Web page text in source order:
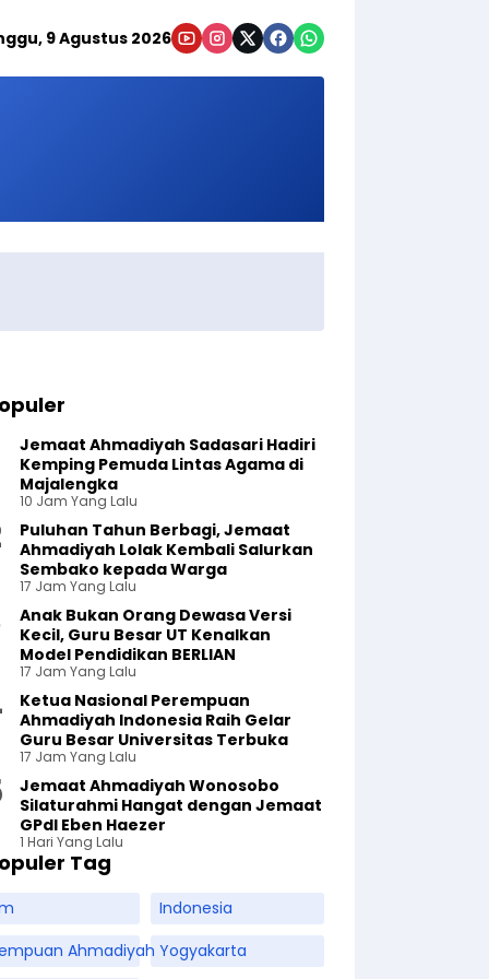
9 Agustus 2026
Jemaat Ahmadiyah Sadasari Hadiri
Kemping Pemuda Lintas Agama di
Majalengka
10 Jam Yang Lalu
Puluhan Tahun Berbagi, Jemaat
Ahmadiyah Lolak Kembali Salurkan
Sembako kepada Warga
17 Jam Yang Lalu
Anak Bukan Orang Dewasa Versi
Kecil, Guru Besar UT Kenalkan
Model Pendidikan BERLIAN
17 Jam Yang Lalu
Ketua Nasional Perempuan
Ahmadiyah Indonesia Raih Gelar
Guru Besar Universitas Terbuka
17 Jam Yang Lalu
Jemaat Ahmadiyah Wonosobo
Silaturahmi Hangat dengan Jemaat
GPdI Eben Haezer
1 Hari Yang Lalu
Tag
Indonesia
Ahmadiyah Yogyakarta